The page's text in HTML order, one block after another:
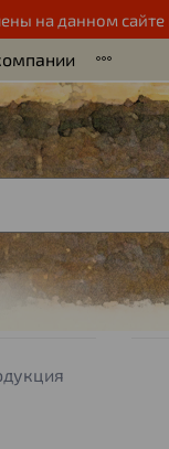
на данном